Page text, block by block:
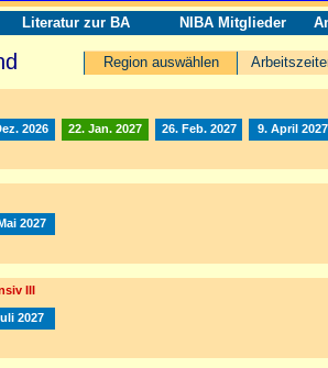
Literatur zur BA NIBA Mitglieder
Region auswählen
2026 22. Jan. 2027 26. Feb. 2027 9. April 2027
2027
III
2027